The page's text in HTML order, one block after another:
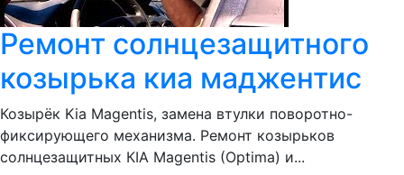
Ремонт солнцезащитного
козырька киа маджентис
Козырёк Kia Magentis, замена втулки поворотно-
фиксирующего механизма. Ремонт козырьков
солнцезащитных КIA Magentis (Optima) и...